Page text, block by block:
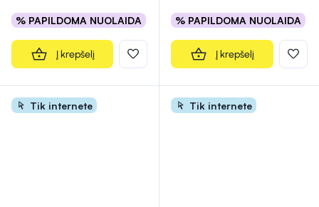
% PAPILDOMA NUOLAIDA
Į krepšelį
% PAPILDOMA NUOLAIDA
Į krepšelį
Tik internete Tik internete